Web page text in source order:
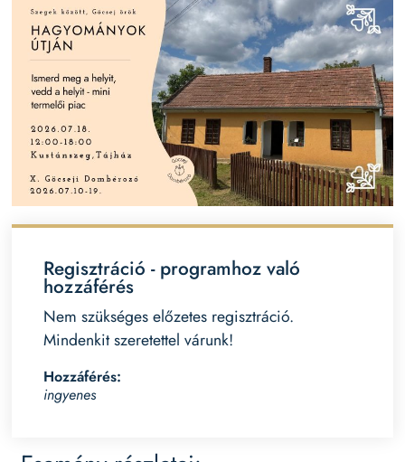
Regisztráció - programhoz való
hozzáférés
Nem szükséges előzetes regisztráció.
Mindenkit szeretettel várunk!
Hozzáférés:
ingyenes